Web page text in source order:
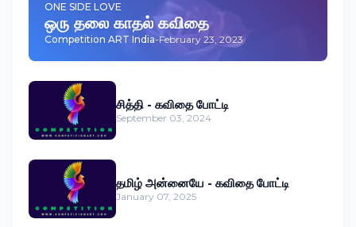
ONE SIDE LOVE
ஒரு தலை காதல் கவிதை
Competition ART India-February 23, 2023
சித்தி - கவிதை போட்டி
September 03, 2024
தமிழ் அன்னையே - கவிதை போட்டி
January 07, 2025